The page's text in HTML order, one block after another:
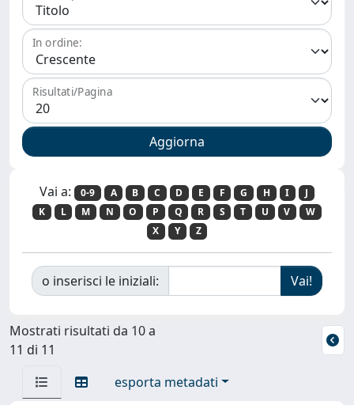
In ordine:
Risultati/Pagina
Vai a: 0-9 A B C D E F G H I
J
K
L M N O P Q R S T U V
W
X
Y Z
o inserisci le iniziali:
Mostrati risultati da 10 a
11 di 11
esporta metadati